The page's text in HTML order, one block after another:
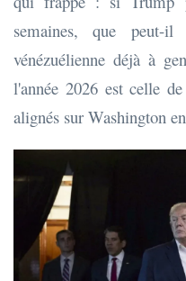
semaines, que peut-
vénézuélienne déjà à
l'année 2026 est celle
alignés sur Washington